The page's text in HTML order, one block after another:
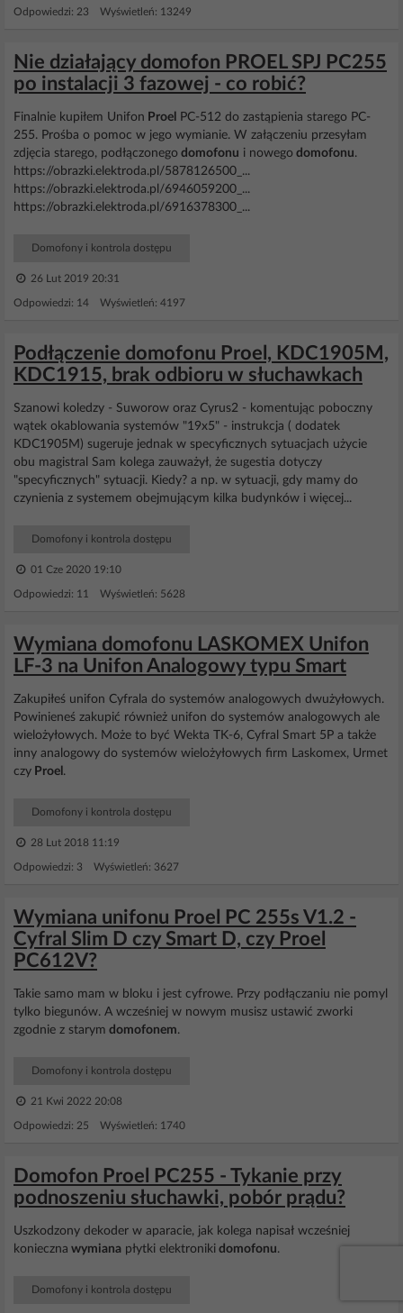
Odpowiedzi: 23 Wyświetleń: 13249
Nie działający domofon PROEL SPJ PC255
po instalacji 3 fazowej - co robić?
Finalnie kupiłem Unifon Proel
PC-512 do zastąpienia starego PC-
255. Prośba o pomoc w jego wymianie. W załączeniu przesyłam
zdjęcia starego, podłączonego domofonu i nowego domofonu.
https://obrazki.elektroda.pl/5878126500_...
https://obrazki.elektroda.pl/6946059200_...
https://obrazki.elektroda.pl/6916378300_...
Domofony i kontrola dostępu
26 Lut 2019 20:31
Odpowiedzi: 14 Wyświetleń: 4197
Podłączenie domofonu Proel, KDC1905M,
KDC1915, brak odbioru w słuchawkach
Szanowi koledzy - Suworow oraz Cyrus2 - komentując poboczny
wątek okablowania systemów "19x5" - instrukcja ( dodatek
KDC1905M) sugeruje jednak w specyficznych sytuacjach użycie
obu magistral Sam kolega zauważył, że sugestia dotyczy
"specyficznych" sytuacji. Kiedy? a np. w sytuacji, gdy mamy do
czynienia z systemem obejmującym kilka budynków i więcej...
Domofony i kontrola dostępu
01 Cze 2020 19:10
Odpowiedzi: 11 Wyświetleń: 5628
Wymiana domofonu LASKOMEX Unifon
LF-3 na Unifon Analogowy typu Smart
Zakupiłeś unifon Cyfrala do systemów analogowych dwużyłowych.
Powinieneś zakupić również unifon do systemów analogowych ale
wielożyłowych. Może to być Wekta TK-6, Cyfral Smart 5P a także
inny analogowy do systemów wielożyłowych firm Laskomex, Urmet
czy Proel .
Domofony i kontrola dostępu
28 Lut 2018 11:19
Odpowiedzi: 3 Wyświetleń: 3627
Wymiana unifonu Proel PC 255s V1.2 -
Cyfral Slim D czy Smart D, czy Proel
PC612V?
Takie samo mam w bloku i jest cyfrowe. Przy podłączaniu nie pomyl
tylko biegunów. A wcześniej w nowym musisz ustawić zworki
zgodnie z starym domofonem.
Domofony i kontrola dostępu
21 Kwi 2022 20:08
Odpowiedzi: 25 Wyświetleń: 1740
Domofon Proel PC255 - Tykanie przy
podnoszeniu słuchawki, pobór prądu?
Uszkodzony dekoder w aparacie, jak kolega napisał wcześniej
konieczna wymiana płytki elektroniki domofonu.
Domofony i kontrola dostępu